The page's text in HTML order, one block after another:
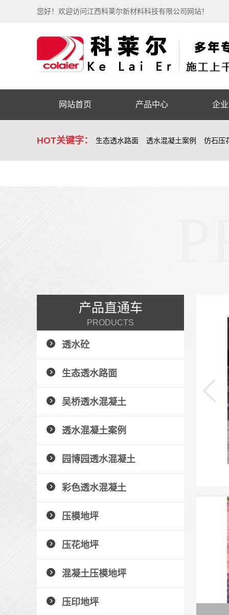
您好！欢迎访问江西科莱尔新材料科技有限公司网站！
网站首页 产品中心 企
HOT关键字： 生态透水路面 透水混凝土案例 仿石压
产品直通车
PRODUCTS
透水砼
生态透水路面
吴桥透水混凝土
透水混凝土案例
园博园透水混凝土
彩色透水混凝土
压模地坪
压花地坪
混凝土压模地坪
压印地坪
仿砖压印地坪
压花地坪的用途压花地坪具有美观、不褪色、质地坚
固、强度高、耐...
+ 了解详情 +